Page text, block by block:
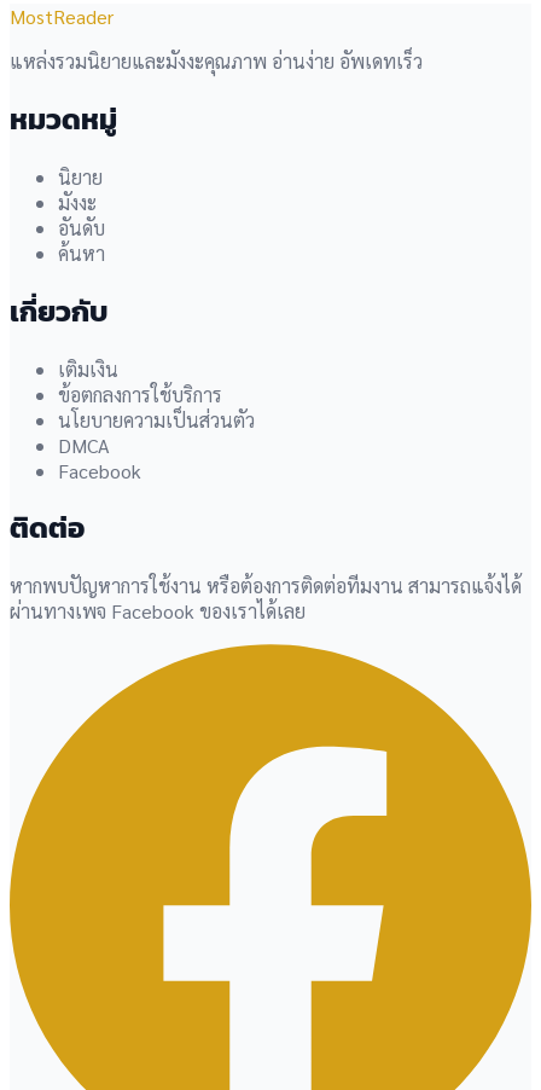
MostReader
แหล่งรวมนิยายและมังงะคุณภาพ อ่านง่าย อัพเดทเร็ว
หมวดหมู่
นิยาย
มังงะ
อันดับ
ค้นหา
เกี่ยวกับ
เติมเงิน
ข้อตกลงการใช้บริการ
นโยบายความเป็นส่วนตัว
DMCA
Facebook
ติดต่อ
หากพบปัญหาการใช้งาน หรือต้องการติดต่อทีมงาน สามารถแจ้งได้
ผ่านทางเพจ Facebook ของเราได้เลย